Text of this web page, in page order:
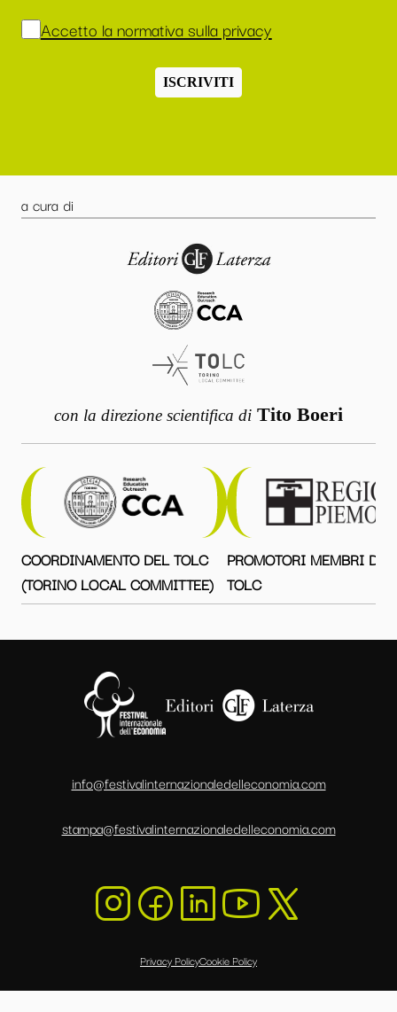
Accetto la normativa sulla privacy
ISCRIVITI
a cura di
con la direzione scientifica di Tito Boeri
COORDINAMENTO DEL TOLC
(TORINO LOCAL COMMITTEE)
PROMOTORI MEMBRI DEL
TOLC
info@festivalinternazionaledelleconomia.com
stampa@festivalinternazionaledelleconomia.com
Privacy PolicyCookie Policy